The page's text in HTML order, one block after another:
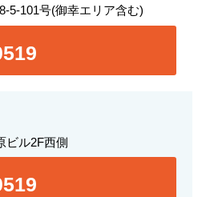
5-101号(御幸エリア含む)
ビル2F西側